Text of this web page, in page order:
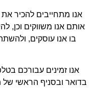
אנו מתחייבים להכיר את
אותם אנו משווקים וכן,
בו אנו עוסקים,
אנו זמינים עבורכם
בדואר ובסניף הראשי